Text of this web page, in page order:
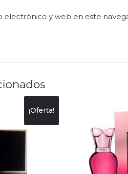
electrónico y web en este
¡Oferta!